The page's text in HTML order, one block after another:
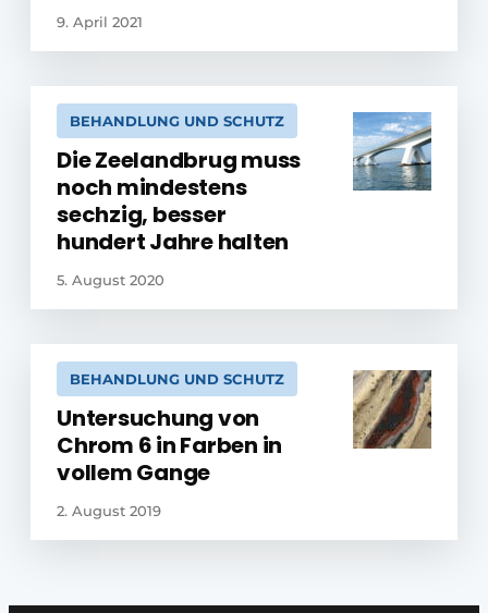
9. April 2021
BEHANDLUNG UND SCHUTZ
Die Zeelandbrug muss
noch mindestens
sechzig, besser
hundert Jahre halten
5. August 2020
BEHANDLUNG UND SCHUTZ
Untersuchung von
Chrom 6 in Farben in
vollem Gange
2. August 2019